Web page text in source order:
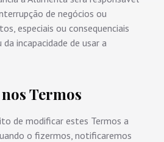
de negócios ou
especiais ou consequenciais
incapacidade de usar a
Termos
de modificar estes Termos a
o fizermos, notificaremos